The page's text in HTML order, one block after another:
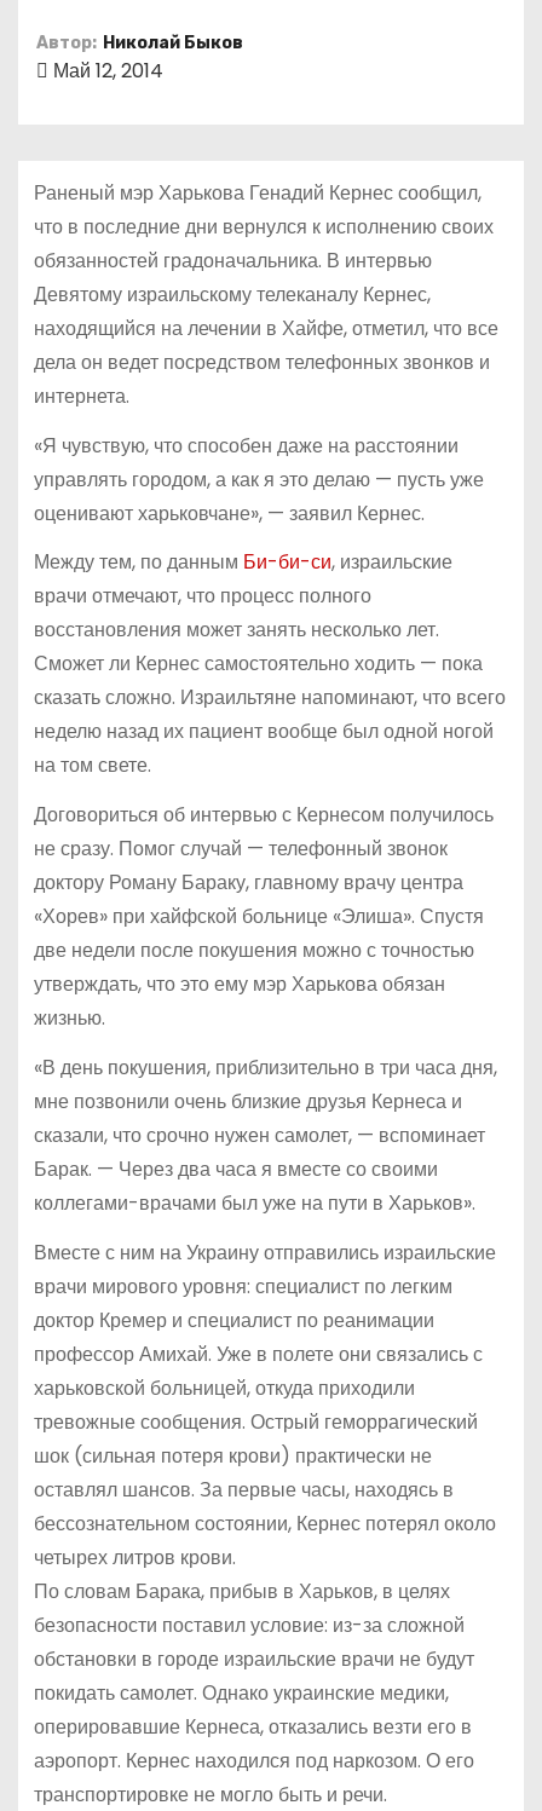
Автор: Николай Быков
Май 12, 2014
Раненый мэр Харькова Генадий Кернес сообщил,
что в последние дни вернулся к исполнению своих
обязанностей градоначальника. В интервью
Девятому израильскому телеканалу Кернес,
находящийся на лечении в Хайфе, отметил, что все
дела он ведет посредством телефонных звонков и
интернета.
«Я чувствую, что способен даже на расстоянии
управлять городом, а как я это делаю — пусть уже
оценивают харьковчане», — заявил Кернес.
Между тем, по данным Би-би-си, израильские
врачи отмечают, что процесс полного
восстановления может занять несколько лет.
Сможет ли Кернес самостоятельно ходить — пока
сказать сложно. Израильтяне напоминают, что всего
неделю назад их пациент вообще был одной ногой
на том свете.
Договориться об интервью с Кернесом получилось
не сразу. Помог случай — телефонный звонок
доктору Роману Бараку, главному врачу центра
«Хорев» при хайфской больнице «Элиша». Спустя
две недели после покушения можно с точностью
утверждать, что это ему мэр Харькова обязан
жизнью.
«В день покушения, приблизительно в три часа дня,
мне позвонили очень близкие друзья Кернеса и
сказали, что срочно нужен самолет, — вспоминает
Барак. — Через два часа я вместе со своими
коллегами-врачами был уже на пути в Харьков».
Вместе с ним на Украину отправились израильские
врачи мирового уровня: специалист по легким
доктор Кремер и специалист по реанимации
профессор Амихай. Уже в полете они связались с
харьковской больницей, откуда приходили
тревожные сообщения. Острый геморрагический
шок (сильная потеря крови) практически не
оставлял шансов. За первые часы, находясь в
бессознательном состоянии, Кернес потерял около
четырех литров крови.
По словам Барака, прибыв в Харьков, в целях
безопасности поставил условие: из-за сложной
обстановки в городе израильские врачи не будут
покидать самолет. Однако украинские медики,
оперировавшие Кернеса, отказались везти его в
аэропорт. Кернес находился под наркозом. О его
транспортировке не могло быть и речи.